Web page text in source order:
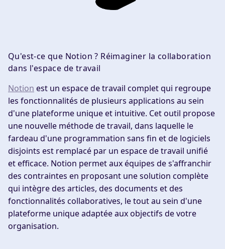
Qu'est-ce que Notion ? Réimaginer la collaboration
dans l'espace de travail
Notion est un espace de travail complet qui regroupe
les fonctionnalités de plusieurs applications au sein
d'une plateforme unique et intuitive. Cet outil propose
une nouvelle méthode de travail, dans laquelle le
fardeau d'une programmation sans fin et de logiciels
disjoints est remplacé par un espace de travail unifié
et efficace. Notion permet aux équipes de s'affranchir
des contraintes en proposant une solution complète
qui intègre des articles, des documents et des
fonctionnalités collaboratives, le tout au sein d'une
plateforme unique adaptée aux objectifs de votre
organisation.